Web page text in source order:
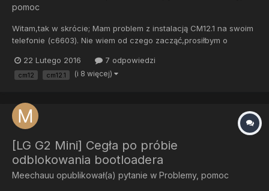
pomoc
Witam,tak w skrócie; Mam problem z instalacją CM12.1 na swoim
telefonie (c6603). Nie wiem od czego zacząć,prosiłbym o
Cyanogenmoda. Zacznę od informacji o telefonie; -Rooting
status-Bootloader unlock allowed: Yes...
22 Lutego 2016 7 odpowiedzi
cm12 cm12.1 (i 8 więcej)
[LG G2 Mini] Cegła po próbie
odblokowania bootloadera
Meechauu opublikował(a) pytanie w Problemy, pomoc